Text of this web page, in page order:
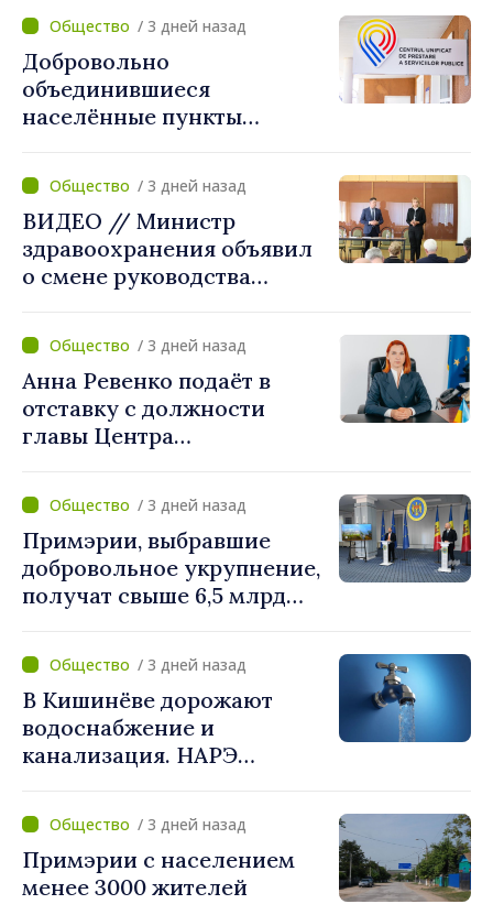
карты
/ 3 дней назад
Добровольно
объединившиеся
населённые пункты
создания Единых центров
предоставления услуг
/ 3 дней назад
ВИДЕО // Министр
здравоохранения объявил
о смене руководства
больницы. Людмила
Капчеля будет исполнять
обязанности директора
/ 3 дней назад
Анна Ревенко подаёт в
отставку с должности
главы Центра
коммуникации и
противодействия
дезинформации
/ 3 дней назад
Примэрии, выбравшие
добровольное укрупнение,
получат свыше 6,5 млрд
«Правительство
предоставляет примэриям,
которые добровольно
объединяются,
беспрецедентный
/ 3 дней назад
В Кишинёве дорожают
водоснабжение и
канализация. НАРЭ
/ 3 дней назад
Примэрии с населением
менее 3000 жителей